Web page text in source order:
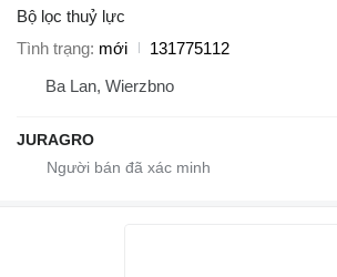
Bộ lọc thuỷ lực
Tình trạng mới
131775112
Ba Lan, Wierzbno
JURAGRO